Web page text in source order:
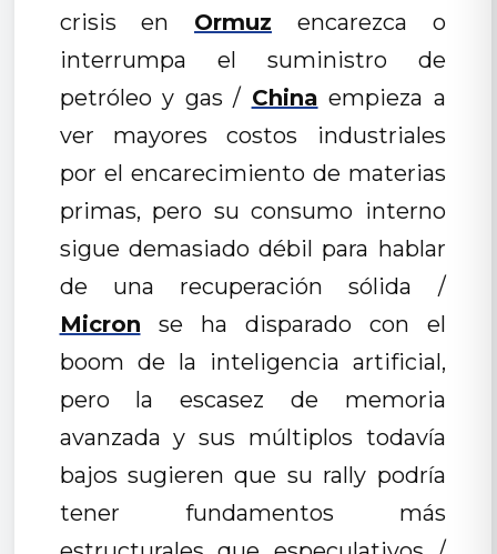
crisis en Ormuz encarezca o
interrumpa el suministro de
petróleo y gas / China empieza a
ver mayores costos industriales
por el encarecimiento de materias
primas, pero su consumo interno
sigue demasiado débil para hablar
de una recuperación sólida /
Micron se ha disparado con el
boom de la inteligencia artificial,
pero la escasez de memoria
avanzada y sus múltiplos todavía
bajos sugieren que su rally podría
tener fundamentos más